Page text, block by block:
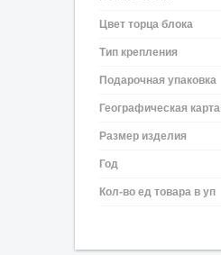
Цвет торца блока
Тип крепления
Подарочная упаковка
Географическая карта
Размер изделия
Год
Кол-во ед товара в уп